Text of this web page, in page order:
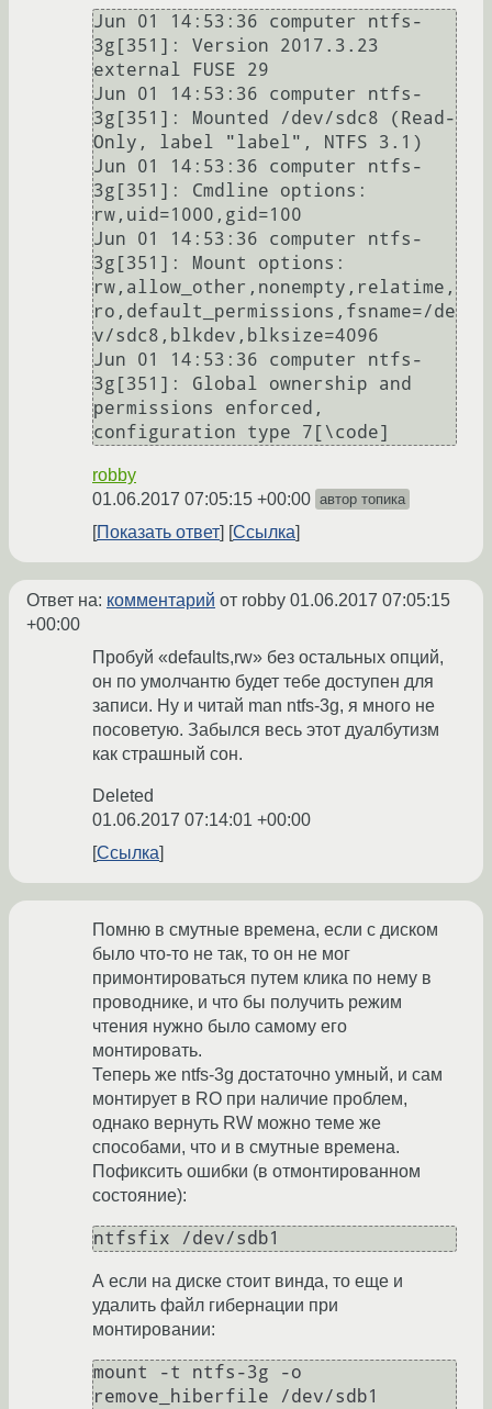
Jun 01 14:53:36 computer ntfs-
3g[351]: Version 2017.3.23
external FUSE 29
Jun 01 14:53:36 computer ntfs-
3g[351]: Mounted /dev/sdc8 (Read-
Only, label "label", NTFS 3.1)
Jun 01 14:53:36 computer ntfs-
3g[351]: Cmdline options:
rw,uid=1000,gid=100
Jun 01 14:53:36 computer ntfs-
3g[351]: Mount options:
rw,allow_other,nonempty,relatime,
ro,default_permissions,fsname=/de
v/sdc8,blkdev,blksize=4096
Jun 01 14:53:36 computer ntfs-
3g[351]: Global ownership and
permissions enforced,
configuration type 7[\code]
robby
01.06.2017 07:05:15 +00:00 автор топика
Показать ответ Ссылка
Ответ на: комментарий от robby 01.06.2017 07:05:15
+00:00
Пробуй «defaults,rw» без остальных опций,
он по умолчантю будет тебе доступен для
записи. Ну и читай man ntfs-3g, я много не
посоветую. Забылся весь этот дуалбутизм
как страшный сон.
Deleted
01.06.2017 07:14:01 +00:00
Ссылка
Помню в смутные времена, если с диском
было что-то не так, то он не мог
примонтироваться путем клика по нему в
проводнике, и что бы получить режим
чтения нужно было самому его
монтировать.
Теперь же ntfs-3g достаточно умный, и сам
монтирует в RO при наличие проблем,
однако вернуть RW можно теме же
способами, что и в смутные времена.
Пофиксить ошибки (в отмонтированном
состояние):
ntfsfix /dev/sdb1
А если на диске стоит винда, то еще и
удалить файл гибернации при
монтировании:
mount -t ntfs-3g -o
remove_hiberfile /dev/sdb1